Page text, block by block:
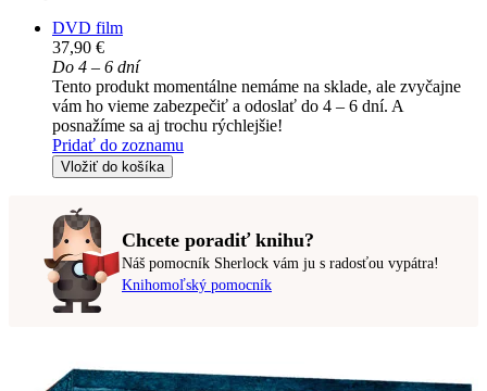
DVD film
37,90 €
Do 4 – 6 dní
Tento produkt momentálne nemáme na sklade, ale zvyčajne
vám ho vieme zabezpečiť a odoslať do 4 – 6 dní. A
posnažíme sa aj trochu rýchlejšie!
Pridať do zoznamu
Vložiť do košíka
Chcete poradiť knihu?
Náš pomocník Sherlock vám ju s radosťou vypátra!
Knihomoľský pomocník